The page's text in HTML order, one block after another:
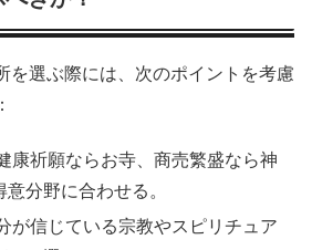
を選ぶ際には、次のポイントを考慮
康祈願ならお寺、商売繁盛なら神
分野に合わせる。
が信じている宗教やスピリチュア